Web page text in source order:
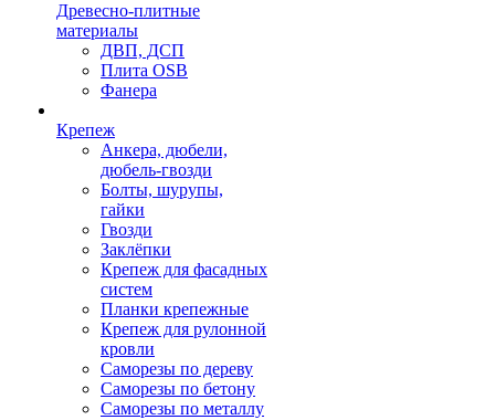
Древесно-плитные
материалы
ДВП, ДСП
Плита OSB
Фанера
Крепеж
Анкера, дюбели,
дюбель-гвозди
Болты, шурупы,
гайки
Гвозди
Заклёпки
Крепеж для фасадных
систем
Планки крепежные
Крепеж для рулонной
кровли
Саморезы по дереву
Саморезы по бетону
Саморезы по металлу